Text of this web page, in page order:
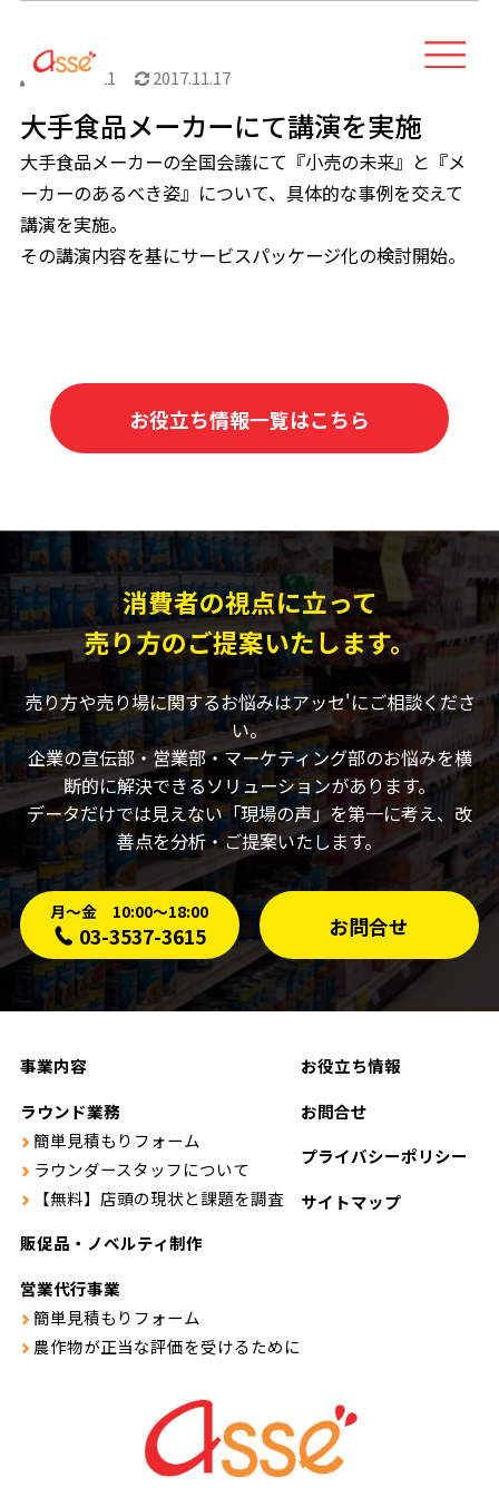
2017.10.21 2017.11.17
大手食品メーカーにて講演を実施
大手食品メーカーの全国会議にて『小売の未来』と『メ
ーカーのあるべき姿』について、具体的な事例を交えて
講演を実施。
その講演内容を基にサービスパッケージ化の検討開始。
お役立ち情報一覧はこちら
消費者の視点に立って
売り方のご提案いたします。
売り方や売り場に関するお悩みはアッセ'にご相談くださ
い。
企業の宣伝部・営業部・マーケティング部のお悩みを横
断的に解決できるソリューションがあります。
データだけでは見えない「現場の声」を第一に考え、改
善点を分析・ご提案いたします。
月〜金 10:00〜18:00
03-3537-3615 お問合せ
事業内容
ラウンド業務
簡単見積もりフォーム
ラウンダースタッフについて
【無料】店頭の現状と課題を調査
販促品・ノベルティ制作
営業代行事業
簡単見積もりフォーム
農作物が正当な評価を受けるために
お役立ち情報
お問合せ
プライバシーポリシー
サイトマップ